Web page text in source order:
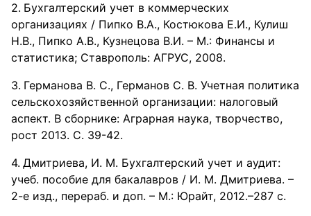
Бухгалтерский учет в коммерческих
организациях / Пипко В.А., Костюкова Е.И., Кулиш
Н.В., Пипко А.В., Кузнецова В.И. – М.: Финансы и
статистика; Ставрополь: АГРУС, 2008.
Германова В. С., Германов С. В. Учетная политика
сельскохозяйственной организации: налоговый
аспект. В сборнике: Аграрная наука, творчество,
рост 2013. С. 39-42.
Дмитриева, И. М. Бухгалтерский учет и аудит:
учеб. пособие для бакалавров / И. М. Дмитриева. –
2-е изд., перераб. и доп. – М.: Юрайт, 2012.–287 с.